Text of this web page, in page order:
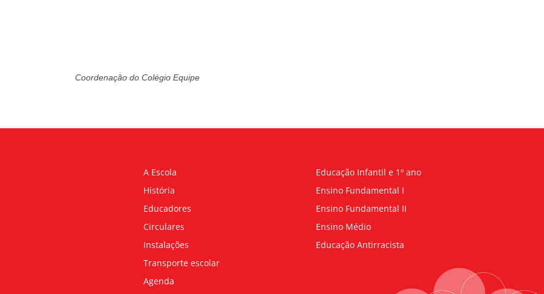
Coordenação do Colégio Equipe
A Escola
História
Educadores
Circulares
Instalações
Transporte escolar
Agenda
Educação Infantil e 1º ano
Ensino Fundamental I
Ensino Fundamental II
Ensino Médio
Educação Antirracista